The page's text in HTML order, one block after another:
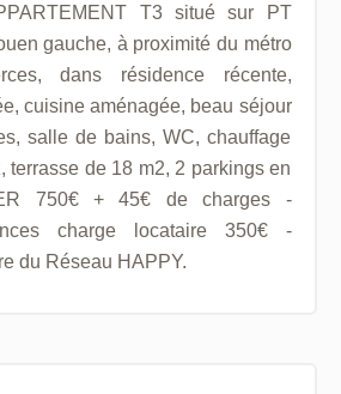
T3 situé sur PT
gauche, à proximité du métro
dans résidence récente,
cuisine aménagée, beau séjour
salle de bains, WC, chauffage
terrasse de 18 m2, 2 parkings en
750€ + 45€ de charges -
charge locataire 350€ -
du Réseau HAPPY.